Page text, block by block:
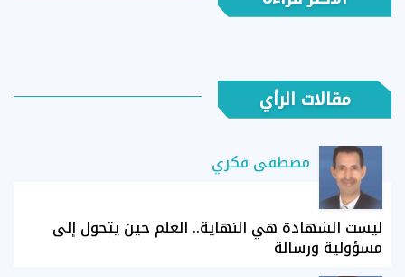
مقالات الرأي
مصطفى فكري
ليست الشهادة هي النهاية.. العلم حين يتحول إلى
مسؤولية ورسالة